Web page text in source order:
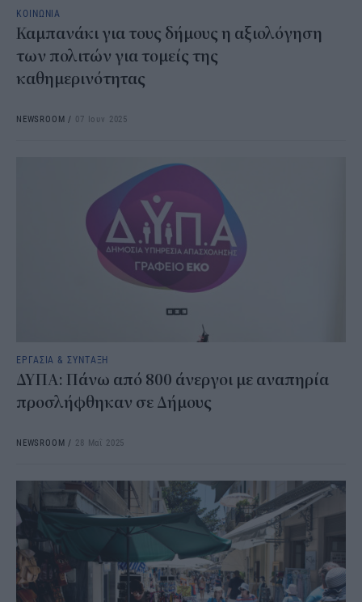
ΚΟΙΝΩΝΙΑ
Καμπανάκι για τους δήμους η αξιολόγηση
των πολιτών για τομείς της
καθημερινότητας
NEWSROOM / 07 Ιουν 2025
ΕΡΓΑΣΙΑ & ΣΥΝΤΑΞΗ
ΔΥΠΑ: Πάνω από 800 άνεργοι με αναπηρία
προσλήφθηκαν σε Δήμους
NEWSROOM / 28 Μαΐ 2025